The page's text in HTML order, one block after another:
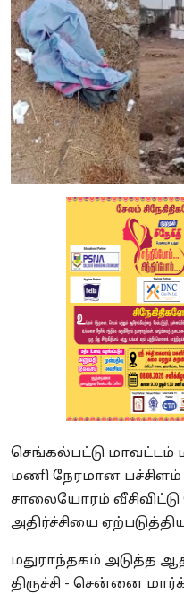
செங்கல்பட்டு மாவட்டம்
மணி நேரமான
சாலையோரம்
அதிர்ச்சியை
மதுராந்தகம் அடுத்த
திருச்சி - சென்னை